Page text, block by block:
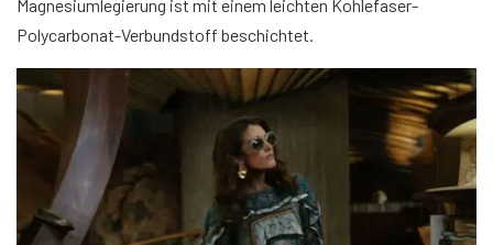
Magnesiumlegierung ist mit einem leichten Kohlefaser-
Polycarbonat-Verbundstoff beschichtet.